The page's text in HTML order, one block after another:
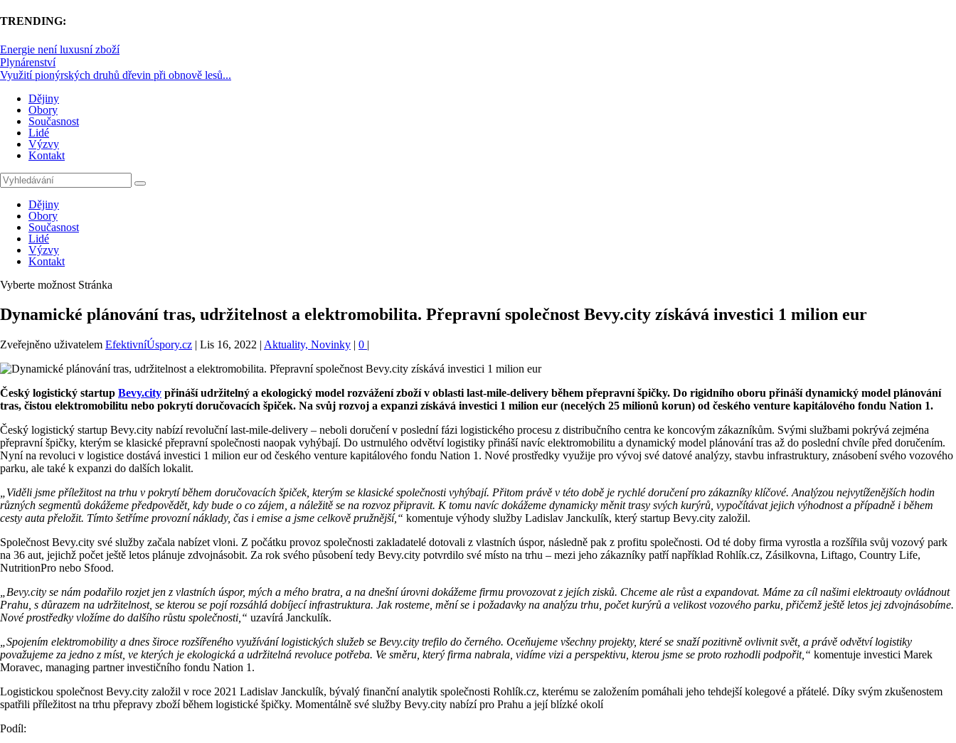
TRENDING:
Energie není luxusní zboží
Plynárenství
Využití pionýrských druhů dřevin při obnově lesů...
Dějiny
Obory
Současnost
Lidé
Výzvy
Kontakt
Dějiny
Obory
Současnost
Lidé
Výzvy
Kontakt
Vyberte možnost Stránka
Dynamické plánování tras, udržitelnost a elektromobilita. Přepravní společnost Bevy.city získává investici 1 milion eur
Zveřejněno uživatelem EfektivníÚspory.cz | Lis 16, 2022 | Aktuality, Novinky | 0 |
Český logistický startup Bevy.city přináší udržitelný a ekologický model rozvážení zboží v oblasti last-mile-delivery během přepravní špičky. Do rigidního oboru přináší dynamický model plánování
tras, čistou elektromobilitu nebo pokrytí doručovacích špiček. Na svůj rozvoj a expanzi získává investici 1 milion eur (necelých 25 milionů korun) od českého venture kapitálového fondu Nation 1.
Český logistický startup Bevy.city nabízí revoluční last-mile-delivery – neboli doručení v poslední fázi logistického procesu z distribučního centra ke koncovým zákazníkům. Svými službami pokrývá zejména
přepravní špičky, kterým se klasické přepravní společnosti naopak vyhýbají. Do ustrnulého odvětví logistiky přináší navíc elektromobilitu a dynamický model plánování tras až do poslední chvíle před doručením.
Nyní na revoluci v logistice dostává investici 1 milion eur od českého venture kapitálového fondu Nation 1. Nové prostředky využije pro vývoj své datové analýzy, stavbu infrastruktury, znásobení svého vozového
parku, ale také k expanzi do dalších lokalit.
„Viděli jsme příležitost na trhu v pokrytí během doručovacích špiček, kterým se klasické společnosti vyhýbají. Přitom právě v této době je rychlé doručení pro zákazníky klíčové. Analýzou nejvytíženějších hodin
různých segmentů dokážeme předpovědět, kdy bude o co zájem, a náležitě se na rozvoz připravit. K tomu navíc dokážeme dynamicky měnit trasy svých kurýrů, vypočítávat jejich výhodnost a případně i během
cesty auta přeložit. Tímto šetříme provozní náklady, čas i emise a jsme celkově pružnější,“ komentuje výhody služby Ladislav Janckulík, který startup Bevy.city založil.
Společnost Bevy.city své služby začala nabízet vloni. Z počátku provoz společnosti zakladatelé dotovali z vlastních úspor, následně pak z profitu společnosti. Od té doby firma vyrostla a rozšířila svůj vozový park
na 36 aut, jejichž počet ještě letos plánuje zdvojnásobit. Za rok svého působení tedy Bevy.city potvrdilo své místo na trhu – mezi jeho zákazníky patří například Rohlík.cz, Zásilkovna, Liftago, Country Life,
NutritionPro nebo Sfood.
„Bevy.city se nám podařilo rozjet jen z vlastních úspor, mých a mého bratra, a na dnešní úrovni dokážeme firmu provozovat z jejích zisků. Chceme ale růst a expandovat. Máme za cíl našimi elektroauty ovládnout
Prahu, s důrazem na udržitelnost, se kterou se pojí rozsáhlá dobíjecí infrastruktura. Jak rosteme, mění se i požadavky na analýzu trhu, počet kurýrů a velikost vozového parku, přičemž ještě letos jej zdvojnásobíme.
Nové prostředky vložíme do dalšího růstu společnosti,“ uzavírá Janckulík.
„Spojením elektromobility a dnes široce rozšířeného využívání logistických služeb se Bevy.city trefilo do černého. Oceňujeme všechny projekty, které se snaží pozitivně ovlivnit svět, a právě odvětví logistiky
považujeme za jedno z míst, ve kterých je ekologická a udržitelná revoluce potřeba. Ve směru, který firma nabrala, vidíme vizi a perspektivu, kterou jsme se proto rozhodli podpořit,“ komentuje investici Marek
Moravec, managing partner investičního fondu Nation 1.
Logistickou společnost Bevy.city založil v roce 2021 Ladislav Janckulík, bývalý finanční analytik společnosti Rohlík.cz, kterému se založením pomáhali jeho tehdejší kolegové a přátelé. Díky svým zkušenostem
spatřili příležitost na trhu přepravy zboží během logistické špičky. Momentálně své služby Bevy.city nabízí pro Prahu a její blízké okolí
Podíl: